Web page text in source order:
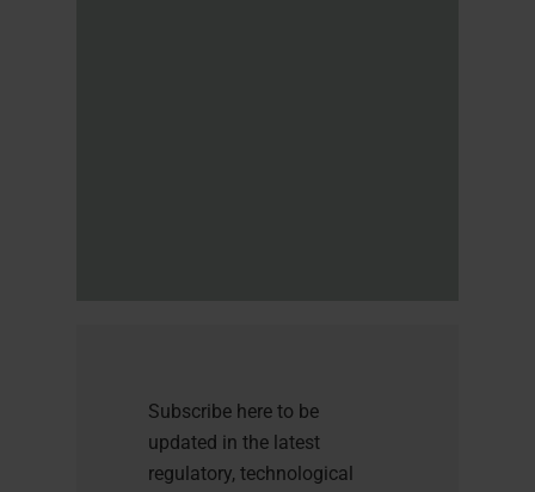
Subscribe here to be
updated in the latest
regulatory, technological